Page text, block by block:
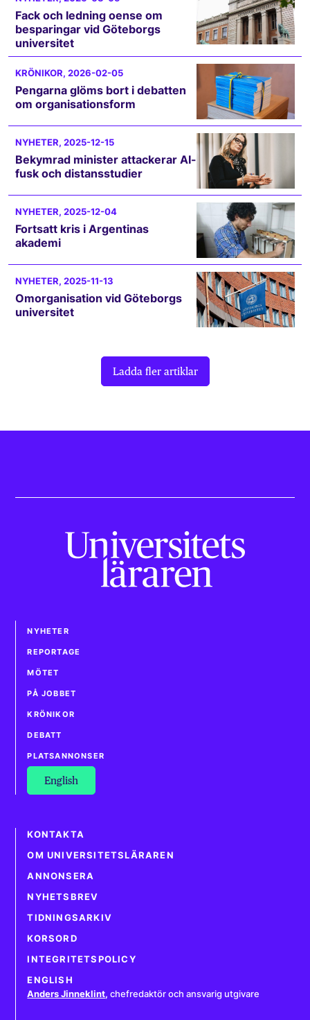
Fack och ledning oense om
besparingar vid Göteborgs
universitet
KRÖNIKOR, 2026-02-05
Pengarna glöms bort i debatten
om organisationsform
NYHETER, 2025-12-15
Bekymrad minister attackerar AI-
fusk och distansstudier
NYHETER, 2025-12-04
Fortsatt kris i Argentinas
akademi
NYHETER, 2025-11-13
Omorganisation vid Göteborgs
universitet
Ladda fler artiklar
NYHETER
REPORTAGE
MÖTET
PÅ JOBBET
KRÖNIKOR
DEBATT
PLATSANNONSER
English
KONTAKTA
OM UNIVERSITETSLÄRAREN
ANNONSERA
NYHETSBREV
TIDNINGSARKIV
KORSORD
INTEGRITETSPOLICY
ENGLISH
Anders Jinneklint, chefredaktör och ansvarig utgivare